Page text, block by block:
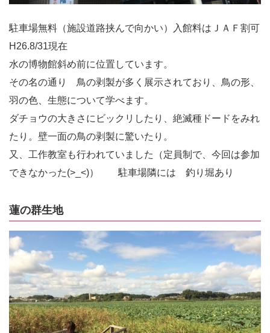
駐車場無料（施設道路挟んで向かい）入館料はＪＡＦ割可
H26.8/31現在
水の博物館斜め前に位置しています。
その名の通り 鳥の剥製が多く展示されており、鳥の形、
羽の色、生態について学べます。
ダチョウの大きさにビックリしたり、絶滅種ドードをみれ
たり。壁一面の鳥の剥製に驚いたり。
又、工作教室も行われていました（定員制で、今回は参加
できなかった(>_<)） 駐車場隣には 釣り堀あり
蓮の群生地